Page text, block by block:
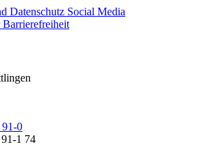
Datenschutz Social Media
0
1 74